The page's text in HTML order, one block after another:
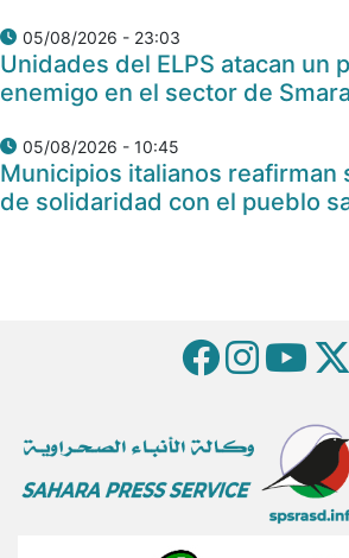
05/08/2026 - 23:03
Unidades del ELPS atacan un
enemigo en el sector de Smara
05/08/2026 - 10:45
Municipios italianos reafirman
de solidaridad con el pueblo